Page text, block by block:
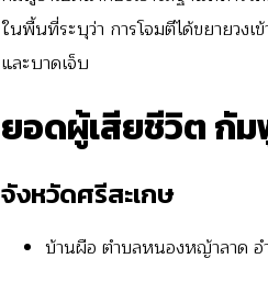
ในพื้นที่ระบุว่า การโจมตีได้ขยายวง
และบาดเจ็บ
ยอดผู้เสียชีวิต กัม
จังหวัดศรีสะเกษ
บ้านผือ ตำบลหนองหญ้าลาด อ